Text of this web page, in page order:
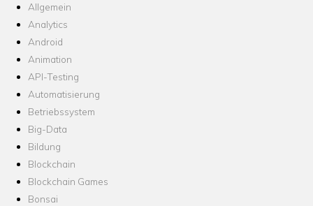
Allgemein
Analytics
Android
Animation
API-Testing
Automatisierung
Betriebssystem
Big-Data
Bildung
Blockchain
Blockchain Games
Bonsai